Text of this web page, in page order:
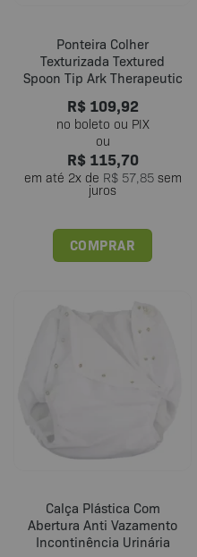
produto
Ponteira Colher
Texturizada Textured
Spoon Tip Ark Therapeutic
R$109,92
R$115,70
em até 2x de R$57,85sem
juros
COMPRAR
Este
opções
produto
Calça Plástica Com
Abertura Anti Vazamento
Incontinência Urinária